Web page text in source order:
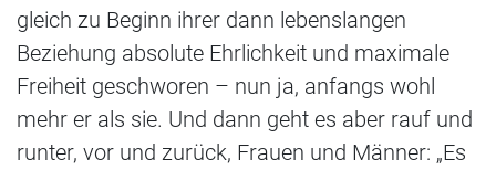
gleich zu Beginn ihrer dann lebenslangen
Beziehung absolute Ehrlichkeit und maximale
Freiheit geschworen – nun ja, anfangs wohl
mehr er als sie. Und dann geht es aber rauf und
runter, vor und zurück, Frauen und Männer: „Es